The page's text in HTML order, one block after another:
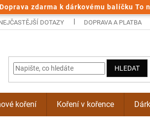
Doprava zdarma k dárkovému balíčku To
DOTAZY DOPRAVA A PLATBA
HLEDAT
koření Koření v kořence